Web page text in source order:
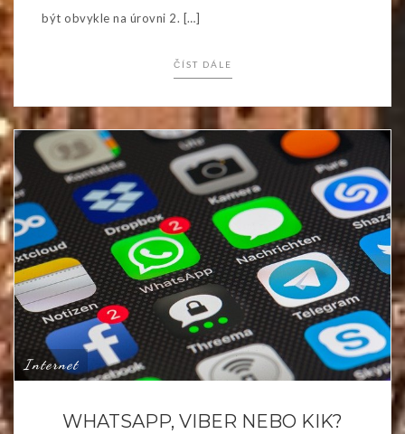
být obvykle na úrovni 2. […]
ČÍST DÁLE
Internet
WHATSAPP, VIBER NEBO KIK?